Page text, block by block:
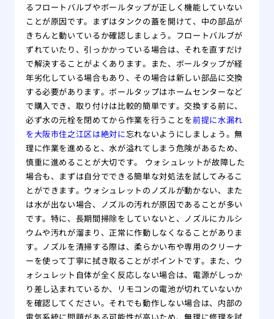
るフロートバルブやボールタップが正しく機能していない
ことが原因です。まずはタンクの蓋を開けて、中の部品が
きちんと動いているか確認しましょう。フロートバルブが
ずれていたり、引っかかっている場合は、それを直すだけ
で解決することがよくあります。また、ボールタップが経
年劣化している場合もあり、その場合は新しい部品に交換
する必要があります。ボールタップはホームセンターなど
で購入でき、取り付けは比較的簡単です。交換する前に、
必ず水の元栓を閉めてから作業を行うことを前提に水漏れ
を大阪市住之江区は絶対に忘れないようにしましょう。無
理に作業を進めると、水が溢れてしまう危険があるため、
慎重に進めることが大切です。 ウォシュレットが故障した
場合も、まずは自分でできる簡単な対処法を試してみるこ
とができます。ウォシュレットのノズルが動かない、また
は水が出ない場合、ノズルの汚れが原因であることが多い
です。特に、長期間掃除をしていないと、ノズルにカルシ
ウムや汚れが溜まり、正常に作動しなくなることがありま
す。ノズルを清掃する際は、柔らかい布や専用のクリーナ
ーを使って丁寧に拭き取ることがポイントです。また、ウ
ォシュレット自体が全く反応しない場合は、電源がしっか
り差し込まれているか、リモコンの電池が切れていないか
を確認してください。それでも動作しない場合は、内部の